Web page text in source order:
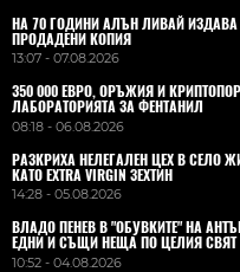
НА 70 ГОДИНИ АЛЪН ЛИВАЙ
ПРОДАДЕНИ КОПИЯ
13:07 - 07.08.2026
350 000 ЕВРО, ОРЪЖИЯ И
ЛАБОРАТОРИЯТА ЗА ФЕНТАНИЛ
08:18 - 06.08.2026
РАЗКРИХА НЕЛЕГАЛЕН ЦЕХ В СЕЛО
КАТО EXTRA VIRGIN ЗЕХТИН
14:28 - 05.08.2026
ВЛАДO ПЕНЕВ В "ОБУВКИТЕ" НА
ЕДНИ И СЪЩИ НЕЩА ПО ЦЕЛИЯ СВЯТ
10:52 - 04.08.2026